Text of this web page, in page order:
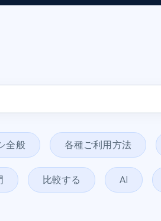
全般 各種ご利用方法
比較する AI